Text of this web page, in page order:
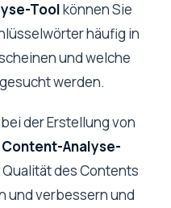
Toolkönnen Sie
häufig in
und welche
werden.
der Erstellung von
Content-Analyse-
des Contents
und verbessern und